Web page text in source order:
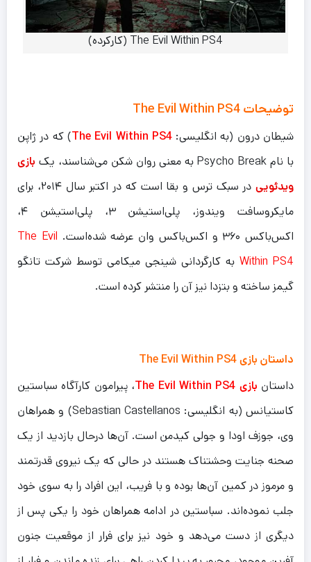
The Evil Within PS4 (کارکرده)
توضیحاتThe Evil Within PS4
شیطان درون (به انگلیسی:The Evil Within PS4) که در ژاپن
با نام Psycho Break به معنی روان شکن می‌شناسند، یک
بازی
ویدئویی
در سبک ترس و بقا است که در اکتبر سال ۲۰۱۴، برای
مایکروسافت ویندوز، پلی‌استیشن ۳، پلی‌استیشن ۴،
اکس‌باکس ۳۶۰ و اکس‌باکس وان عرضه شده‌است.
The Evil
Within PS4 به کارگردانی شینجی میکامی توسط شرکت تانگو
گیمز ساخته و بتزدا نیز آن را منتشر کرده است.
داستان بازی The Evil Within PS4
داستان بازی The Evil Within PS4
، پیرامون کارآگاه سباستین
کاستیانس (به انگلیسی: Sebastian Castellanos) و همراهان
وی، جوزف اودا و جولی کیدمن است. آن‌ها درحال بازدید از یک
صحنه جنایت وحشتناک هستند در حالی که یک نیروی قدرتمند
و مرموز در کمین آن‌ها بوده و با فریب، این افراد را به سوی خود
جلب نموده‌اند. سباستین در ادامه همراهان خود را یکی پس از
دیگری از دست می‌دهد و خود نیز برای فرار از موقعیت جنون